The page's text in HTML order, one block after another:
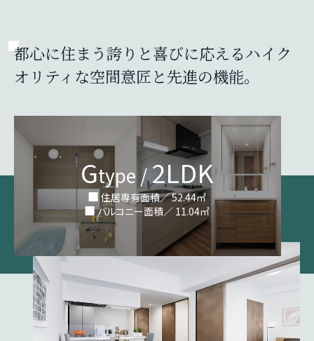
都心に住まう誇りと喜びに応えるハイク
オリティな空間意匠と先進の機能。
Gtype /2LDK
住居専有面積／ 52.44㎡
バルコニー面積／ 11.04㎡